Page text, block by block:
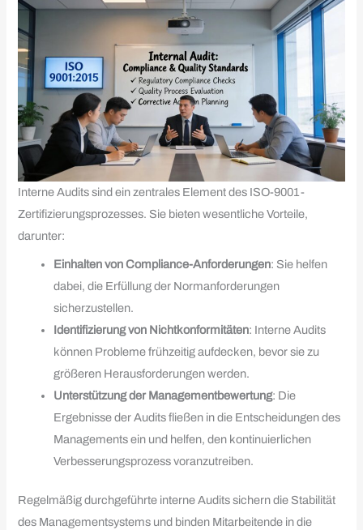
Interne Audits sind ein zentrales Element des ISO-9001-
Zertifizierungsprozesses. Sie bieten wesentliche Vorteile,
darunter:
Einhalten von Compliance-Anforderungen: Sie helfen
dabei, die Erfüllung der Normanforderungen
sicherzustellen.
Identifizierung von Nichtkonformitäten: Interne Audits
können Probleme frühzeitig aufdecken, bevor sie zu
größeren Herausforderungen werden.
Unterstützung der Managementbewertung: Die
Ergebnisse der Audits fließen in die Entscheidungen des
Managements ein und helfen, den kontinuierlichen
Verbesserungsprozess voranzutreiben.
Regelmäßig durchgeführte interne Audits sichern die Stabilität
des Managementsystems und binden Mitarbeitende in die